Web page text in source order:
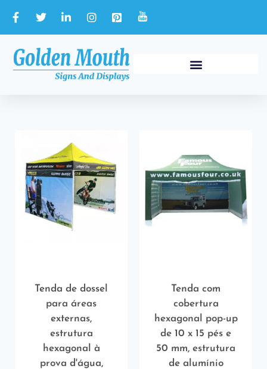
Tenda de dossel
para áreas
externas,
estrutura
hexagonal à
prova d'água,
Tenda com
cobertura
hexagonal pop-up
de 10 x 15 pés e
50 mm, estrutura
de alumínio